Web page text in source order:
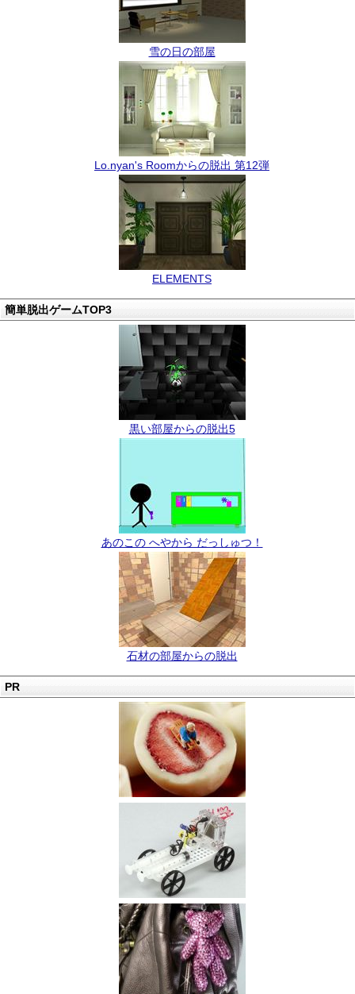
雪の日の部屋
Lo.nyan's Roomからの脱出 第12弾
ELEMENTS
簡単脱出ゲームTOP3
黒い部屋からの脱出5
あのこの へやから だっしゅつ！
石材の部屋からの脱出
PR